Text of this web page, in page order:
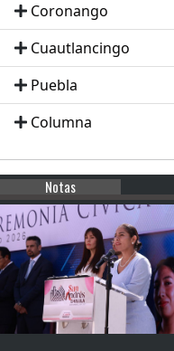
Coronango
Cuautlancingo
Puebla
Columna
Notas